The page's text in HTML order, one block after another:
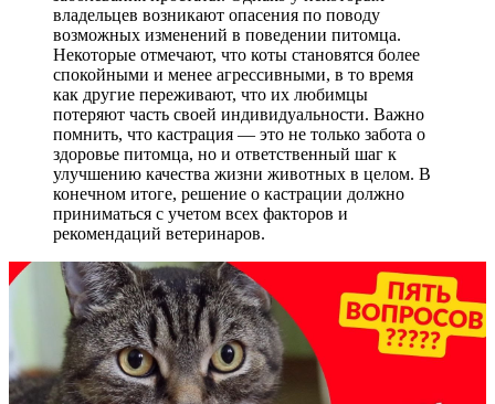
владельцев возникают опасения по поводу
возможных изменений в поведении питомца.
Некоторые отмечают, что коты становятся более
спокойными и менее агрессивными, в то время
как другие переживают, что их любимцы
потеряют часть своей индивидуальности. Важно
помнить, что кастрация — это не только забота о
здоровье питомца, но и ответственный шаг к
улучшению качества жизни животных в целом. В
конечном итоге, решение о кастрации должно
приниматься с учетом всех факторов и
рекомендаций ветеринаров.